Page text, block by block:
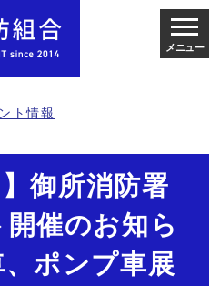
メニュー
ト情報
御所消防署
催のお知ら
ポンプ車展